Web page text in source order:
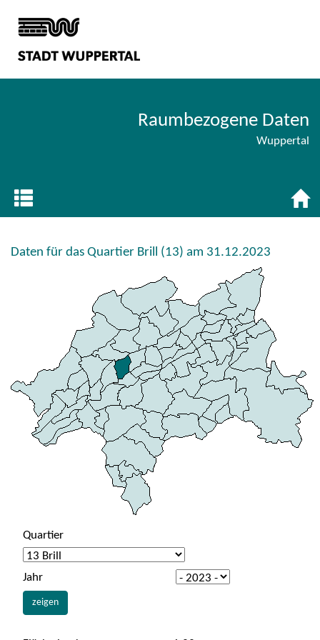
Raumbezogene Daten
Wuppertal
Daten für das Quartier Brill (13) am 31.12.2023
Quartier
Jahr
zeigen